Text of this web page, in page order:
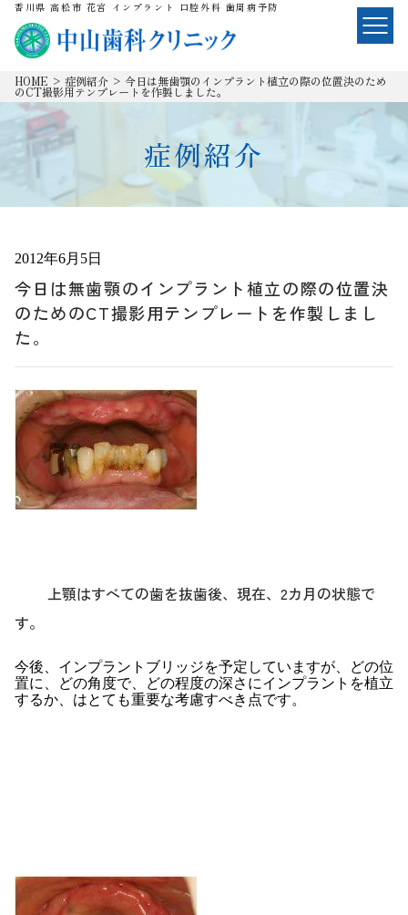
香川県 高松市 花宮 インプラント 口腔外科 歯周病予防
HOME > 症例紹介 > 今日は無歯顎のインプラント植立の際の位置決のため
のCT撮影用テンプレートを作製しました。
症例紹介
2012年6月5日
今日は無歯顎のインプラント植立の際の位置決
のためのCT撮影用テンプレートを作製しまし
た。
上顎はすべての歯を抜歯後、現在、2カ月の状態で
す。
今後、インプラントブリッジを予定していますが、どの位
置に、どの角度で、どの程度の深さにインプラントを植立
するか、はとても重要な考慮すべき点です。